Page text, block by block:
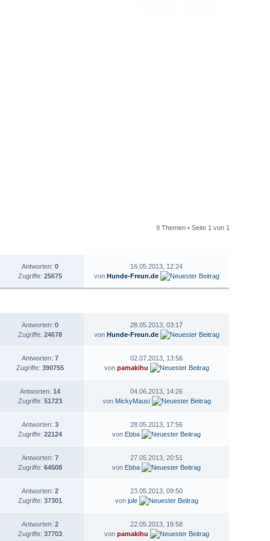
9 Themen • Seite 1 von 1
Antworten:0
Zugriffe:25675
16.05.2013, 12:24
von Hunde-Freun.de
Antworten:0
Zugriffe:24678
28.05.2013, 03:17
von Hunde-Freun.de
Antworten:7
Zugriffe:390755
02.07.2013, 13:56
von pamakihu
Antworten:14
Zugriffe:51723
04.06.2013, 14:26
von MickyMausi
Antworten:3
Zugriffe:22124
28.05.2013, 17:56
von Ebba
Antworten:7
Zugriffe:64508
27.05.2013, 20:51
von Ebba
Antworten:2
Zugriffe:37301
23.05.2013, 09:50
von jule
Antworten:2
Zugriffe:37703
22.05.2013, 19:58
von pamakihu